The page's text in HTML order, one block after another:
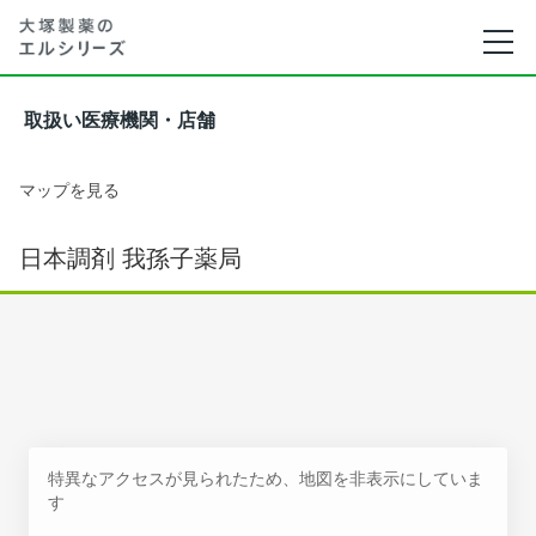
取扱い医療機関・店舗
マップを見る
日本調剤 我孫子薬局
特異なアクセスが見られたため、地図を非表示にしていま
す